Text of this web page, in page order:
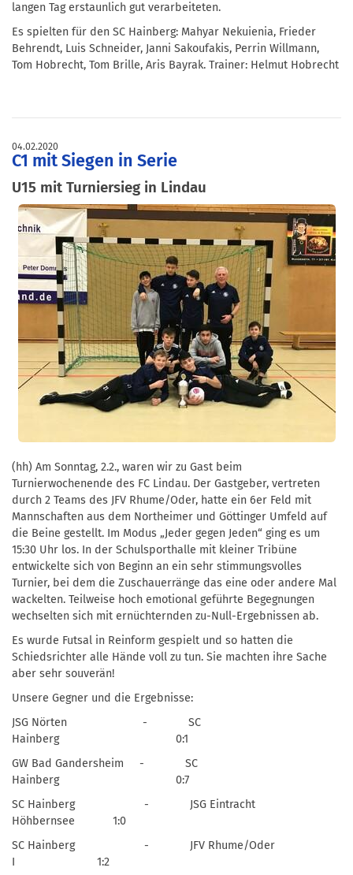
langen Tag erstaunlich gut verarbeiteten.
Es spielten für den SC Hainberg: Mahyar Nekuienia, Frieder
Behrendt, Luis Schneider, Janni Sakoufakis, Perrin Willmann,
Tom Hobrecht, Tom Brille, Aris Bayrak. Trainer: Helmut Hobrecht
04.02.2020
C1 mit Siegen in Serie
U15 mit Turniersieg in Lindau
(hh) Am Sonntag, 2.2., waren wir zu Gast beim
Turnierwochenende des FC Lindau. Der Gastgeber, vertreten
durch 2 Teams des JFV Rhume/Oder, hatte ein 6er Feld mit
Mannschaften aus dem Northeimer und Göttinger Umfeld auf
die Beine gestellt. Im Modus „Jeder gegen Jeden“ ging es um
15:30 Uhr los. In der Schulsporthalle mit kleiner Tribüne
entwickelte sich von Beginn an ein sehr stimmungsvolles
Turnier, bei dem die Zuschauerränge das eine oder andere Mal
wackelten. Teilweise hoch emotional geführte Begegnungen
wechselten sich mit ernüchternden zu-Null-Ergebnissen ab.
Es wurde Futsal in Reinform gespielt und so hatten die
Schiedsrichter alle Hände voll zu tun. Sie machten ihre Sache
aber sehr souverän!
Unsere Gegner und die Ergebnisse:
JSG Nörten - SC
Hainberg 0:1
GW Bad Gandersheim - SC
Hainberg 0:7
SC Hainberg - JSG Eintracht
Höhbernsee 1:0
SC Hainberg - JFV Rhume/Oder
I 1:2